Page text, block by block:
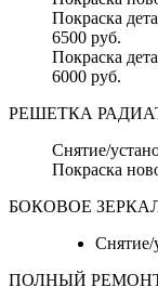
Покраска
6500 руб.
Покраска
6000 руб.
РЕШЕТКА
Снятие/
Покраска
БОКОВОЕ
Снятие/
ПОЛНЫЙ